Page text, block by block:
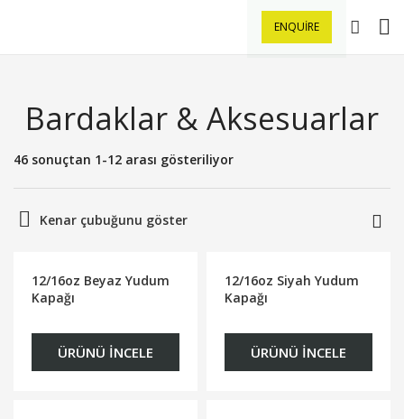
ENQUIRE
Bardaklar & Aksesuarlar
46 sonuçtan 1-12 arası gösteriliyor
Kenar çubuğunu göster
12/16oz Beyaz Yudum
Kapağı
ÜRÜNÜ İNCELE
12/16oz Siyah Yudum
Kapağı
ÜRÜNÜ İNCELE